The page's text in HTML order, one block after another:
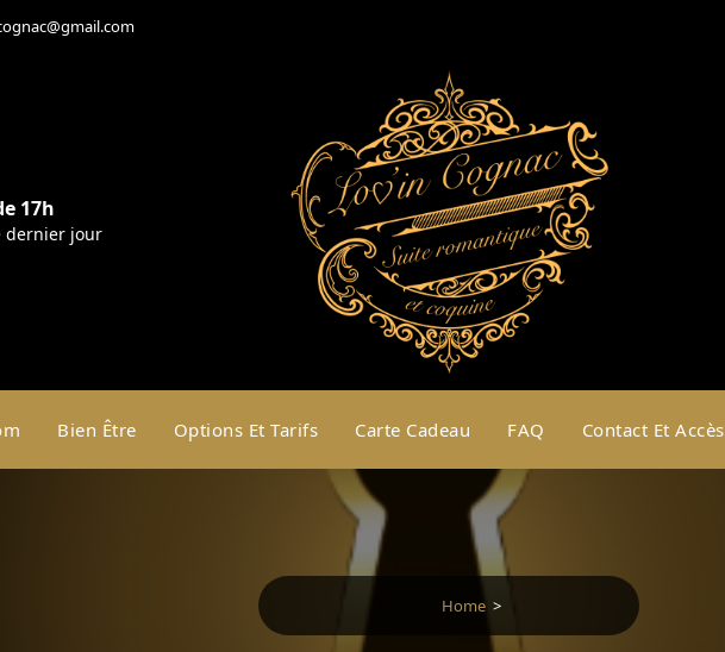
17h
dernier jour
Suite romantique et coquine
Bien Être Options Et Tarifs Carte Cadeau FAQ Contact Et Accès
Home>